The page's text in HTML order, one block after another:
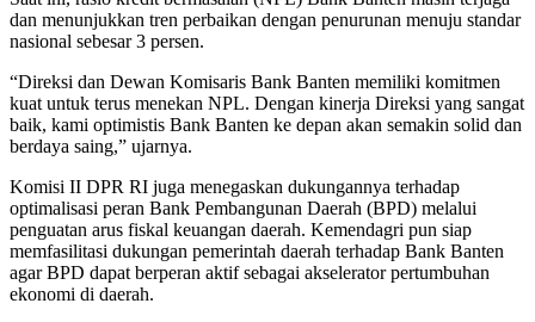
dan menunjukkan tren perbaikan dengan penurunan menuju standar
nasional sebesar 3 persen.
“Direksi dan Dewan Komisaris Bank Banten memiliki komitmen
kuat untuk terus menekan NPL. Dengan kinerja Direksi yang sangat
baik, kami optimistis Bank Banten ke depan akan semakin solid dan
berdaya saing,” ujarnya.
Komisi II DPR RI juga menegaskan dukungannya terhadap
optimalisasi peran Bank Pembangunan Daerah (BPD) melalui
penguatan arus fiskal keuangan daerah. Kemendagri pun siap
memfasilitasi dukungan pemerintah daerah terhadap Bank Banten
agar BPD dapat berperan aktif sebagai akselerator pertumbuhan
ekonomi di daerah.